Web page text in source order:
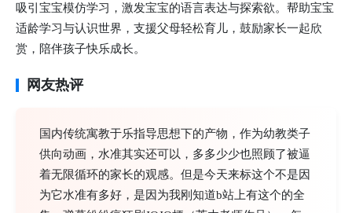
吸引宝宝模仿学习，激发宝宝的语言表达与探索欲。帮助宝宝
适龄学习与认识世界，支援父母轻松育儿，鼓励家长一起欣
赏，陪伴孩子快乐成长。
网友热评
国内传统寓教于乐指导思想下的产物，作为幼教类子
供向动画，水准其实还可以，多多少少也照顾了被逼
着无限循环的家长的观感。但是今天来标这个不是因
为它水准有多好，是因为我刚知道b站上有这个的全